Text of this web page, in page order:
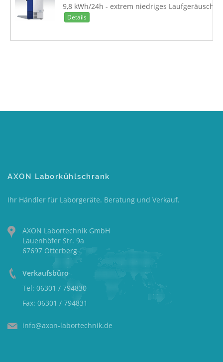
9,8 kWh/24h - extrem niedriges Laufgeräusch
Details
AXON Laborkühlschrank
Ihr Händler für Laborgeräte. Beratung und Verkauf.
AXON Labortechnik GmbH
Lauenhöfer Str. 9a
67697 Otterberg
Verkaufsbüro
Tel: 06301 / 794830
Fax: 06301 / 794831
info@axon-labortechnik.de